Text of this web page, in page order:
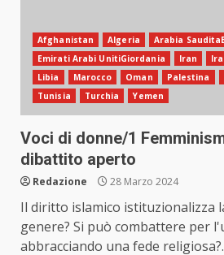
Afghanistan Algeria Arabia
Emirati Arabi UnitiGiordania
Iran
Libia
Marocco Oman Palestina
Tunisia
Turchia Yemen
Voci di donne/1
dibattito aperto
Redazione 28 Marzo 2024
Il diritto islamico istituzionalizza
genere? Si può combattere per
abbracciando una fede